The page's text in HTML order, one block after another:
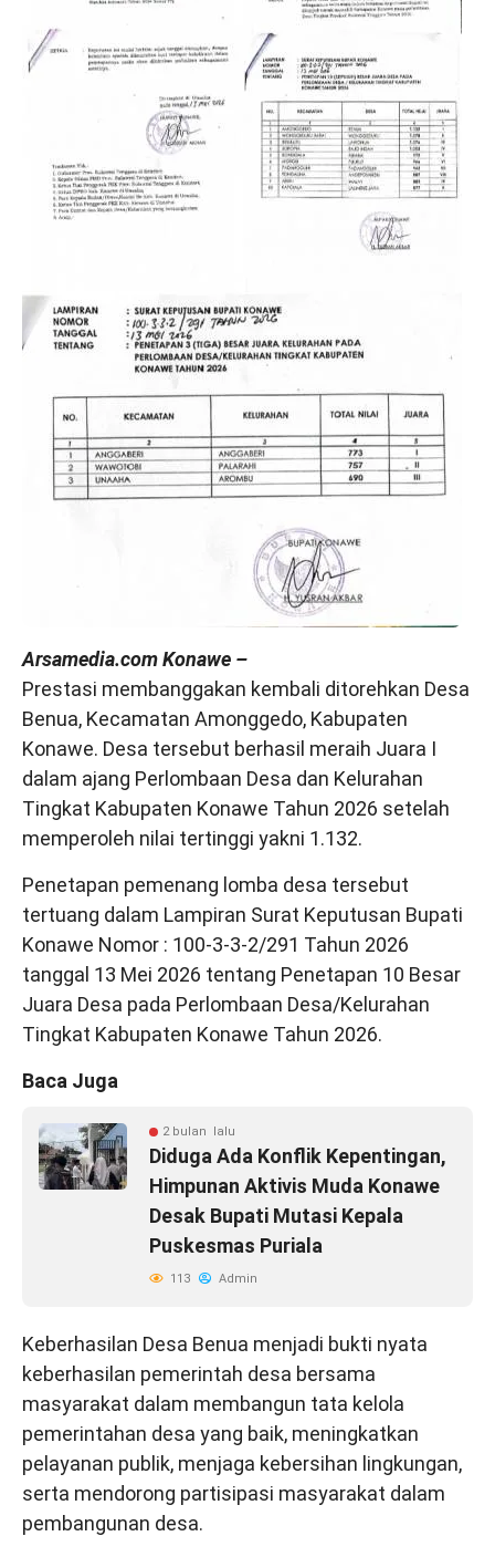
Arsamedia.com Konawe –
Prestasi membanggakan kembali ditorehkan Desa
Benua, Kecamatan Amonggedo, Kabupaten
Konawe. Desa tersebut berhasil meraih Juara I
dalam ajang Perlombaan Desa dan Kelurahan
Tingkat Kabupaten Konawe Tahun 2026 setelah
memperoleh nilai tertinggi yakni 1.132.
Penetapan pemenang lomba desa tersebut
tertuang dalam Lampiran Surat Keputusan Bupati
Konawe Nomor : 100-3-3-2/291 Tahun 2026
tanggal 13 Mei 2026 tentang Penetapan 10 Besar
Juara Desa pada Perlombaan Desa/Kelurahan
Tingkat Kabupaten Konawe Tahun 2026.
Baca Juga
2 bulan lalu
Diduga Ada Konflik Kepentingan,
Himpunan Aktivis Muda Konawe
Desak Bupati Mutasi Kepala
Puskesmas Puriala
113 Admin
Keberhasilan Desa Benua menjadi bukti nyata
keberhasilan pemerintah desa bersama
masyarakat dalam membangun tata kelola
pemerintahan desa yang baik, meningkatkan
pelayanan publik, menjaga kebersihan lingkungan,
serta mendorong partisipasi masyarakat dalam
pembangunan desa.